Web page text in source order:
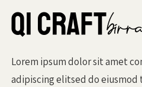
Lorem ipsum dolor sit amet
adipiscing elitsed do